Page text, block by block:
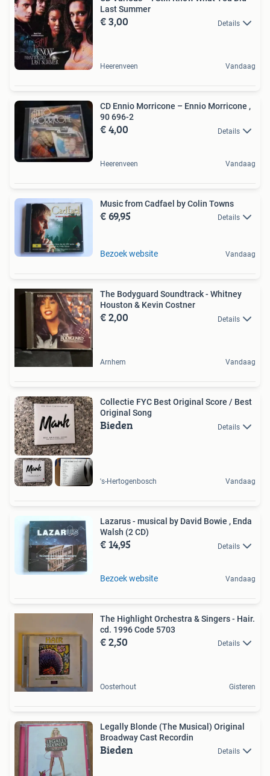
Last Summer
€ 3,00 Details
Heerenveen Vandaag
CD Ennio Morricone – Ennio Morricone ,
90 696-2
€ 4,00 Details
Heerenveen Vandaag
Music from Cadfael by Colin Towns
€ 69,95 Details
Bezoek website Vandaag
The Bodyguard Soundtrack - Whitney
Houston & Kevin Costner
€ 2,00 Details
Arnhem Vandaag
Collectie FYC Best Original Score / Best
Original Song
Bieden Details
's-Hertogenbosch Vandaag
Lazarus - musical by David Bowie , Enda
Walsh (2 CD)
€ 14,95 Details
Bezoek website Vandaag
The Highlight Orchestra & Singers - Hair.
cd. 1996 Code 5703
€ 2,50 Details
Oosterhout Gisteren
Legally Blonde (The Musical) Original
Broadway Cast Recordin
Bieden Details